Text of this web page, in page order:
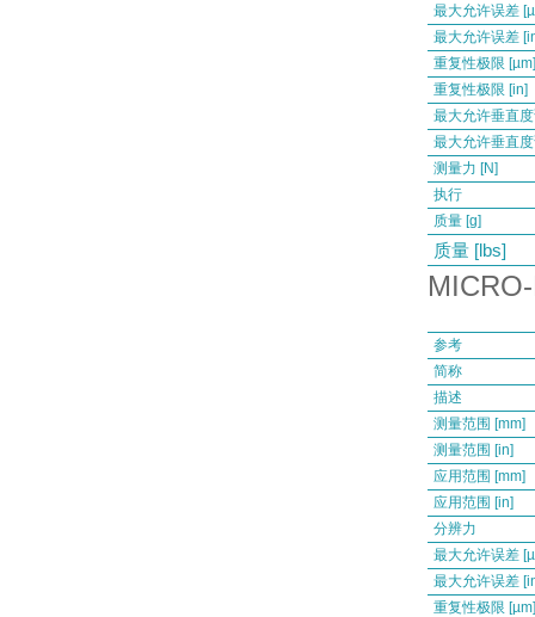
最大允许误差
最大允许误差
重复性极限 [µm]
重复性极限 [in]
最大允许垂直
最大允许垂直
测量力 [N]
执行
质量 [g]
质量 [lbs]
参考
简称
描述
测量范围 [mm]
测量范围 [in]
应用范围 [mm]
应用范围 [in]
分辨力
最大允许误差
最大允许误差
重复性极限 [µm]